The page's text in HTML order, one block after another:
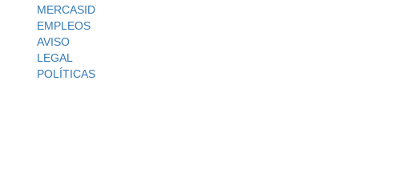
MERCASID
EMPLEOS
AVISO
LEGAL
POLÍTICAS